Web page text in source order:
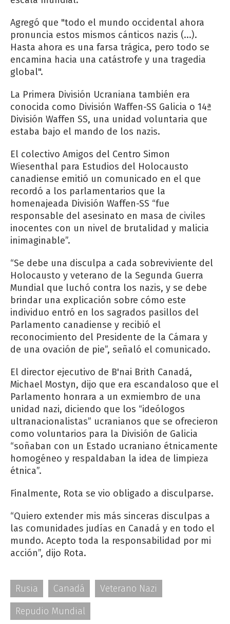
Agregó que "todo el mundo occidental ahora
pronuncia estos mismos cánticos nazis (...).
Hasta ahora es una farsa trágica, pero todo se
encamina hacia una catástrofe y una tragedia
global".
La Primera División Ucraniana también era
conocida como División Waffen-SS Galicia o 14ª
División Waffen SS, una unidad voluntaria que
estaba bajo el mando de los nazis.
El colectivo Amigos del Centro Simon
Wiesenthal para Estudios del Holocausto
canadiense emitió un comunicado en el que
recordó a los parlamentarios que la
homenajeada División Waffen-SS “fue
responsable del asesinato en masa de civiles
inocentes con un nivel de brutalidad y malicia
inimaginable”.
“Se debe una disculpa a cada sobreviviente del
Holocausto y veterano de la Segunda Guerra
Mundial que luchó contra los nazis, y se debe
brindar una explicación sobre cómo este
individuo entró en los sagrados pasillos del
Parlamento canadiense y recibió el
reconocimiento del Presidente de la Cámara y
de una ovación de pie”, señaló el comunicado.
El director ejecutivo de B'nai Brith Canadá,
Michael Mostyn, dijo que era escandaloso que el
Parlamento honrara a un exmiembro de una
unidad nazi, diciendo que los “ideólogos
ultranacionalistas” ucranianos que se ofrecieron
como voluntarios para la División de Galicia
“soñaban con un Estado ucraniano étnicamente
homogéneo y respaldaban la idea de limpieza
étnica”.
Finalmente, Rota se vio obligado a disculparse.
“Quiero extender mis más sinceras disculpas a
las comunidades judías en Canadá y en todo el
mundo. Acepto toda la responsabilidad por mi
acción”, dijo Rota.
Rusia Canadá
Veterano Nazi
Repudio Mundial